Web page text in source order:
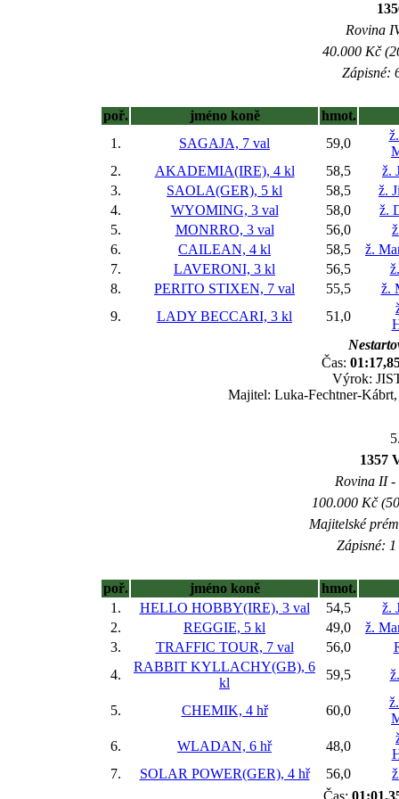
Rovina
40.000 Kč
Zápisné:
poř. jméno koně
hmot.
1.
SAGAJA, 7 val 59,0
2.
AKADEMIA(IRE), 4 kl 58,5
ž.
3.
SAOLA(GER), 5 kl 58,5
ž.
4.
WYOMING, 3 val 58,0
ž.
5.
MONRRO, 3 val 56,0
6.
CAILEAN, 4 kl 58,5
ž.
7.
LAVERONI, 3 kl 56,5
8.
PERITO STIXEN, 7 val 55,5
ž.
9.
LADY BECCARI, 3 kl 51,0
Čas:
Výrok:
Majitel: Luka-Fechtner-
1357
Rovina II -
100.000 Kč
Majitelské
Zápisné:
poř. jméno koně
hmot.
1.
HELLO HOBBY(IRE), 3 val 54,5
ž.
2.
REGGIE, 5 kl 49,0
ž.
3.
TRAFFIC TOUR, 7 val 56,0
4.
RABBIT KYLLACHY(GB), 6
kl
59,5
5. CHEMIK, 4 hř 60,0
6.
WLADAN, 6 hř 48,0
7.
SOLAR POWER(GER), 4 hř 56,0
Čas: